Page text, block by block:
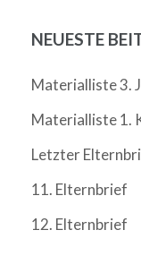
NEUESTE
Materialliste 3.
Materialliste 1.
Letzter
11. Elternbrief
12. Elternbrief